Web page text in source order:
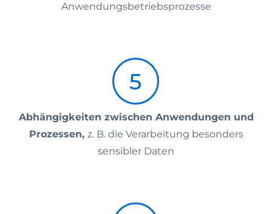
Anwendungsbetriebsprozesse
Abhängigkeiten zwischen Anwendungen und
Prozessen, z. B. die Verarbeitung besonders
sensibler Daten